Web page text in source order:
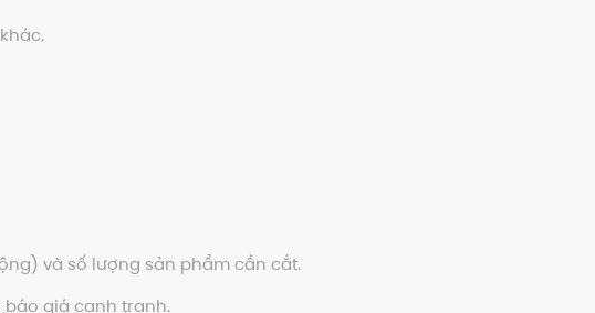
và số lượng sản phẩm cần cắt.
giá cạnh tranh.